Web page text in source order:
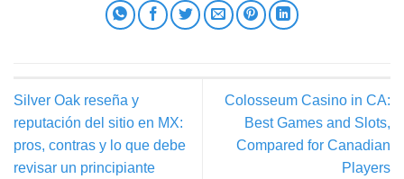
Silver Oak reseña y
reputación del sitio en MX:
pros, contras y lo que debe
revisar un principiante
Colosseum Casino in CA:
Best Games and Slots,
Compared for Canadian
Players